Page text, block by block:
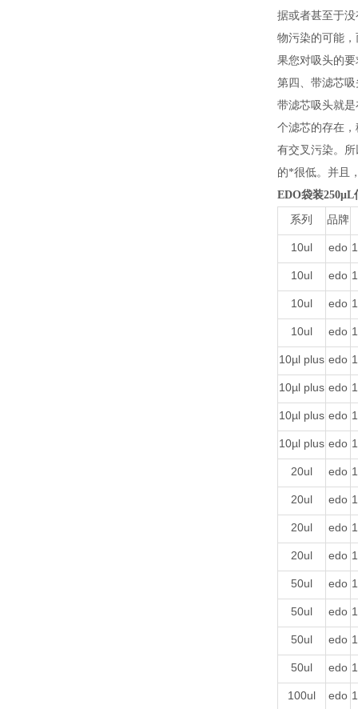
据或者甚至于
物污染的可能
果您对吸头的
第四、带滤芯吸
带滤芯吸头就
个滤芯的存在
有交叉污染。
的*很低。并且
EDO袋装250μL
系列 品牌
10ul edo
10ul edo
10ul edo
10ul edo
10µl plus edo
10µl plus edo
10µl plus edo
10µl plus edo
20ul edo
20ul edo
20ul edo
20ul edo
50ul edo
50ul edo
50ul edo
50ul edo
100ul edo